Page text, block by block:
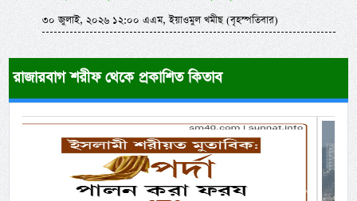
৩০ জুলাই, ২০২৬ ১২:০০ এএম, ইয়াওমুল খমীছ (বৃহস্পতিবার)
রাজারবাগ শরীফ থেকে প্রকাশিত কিতাব